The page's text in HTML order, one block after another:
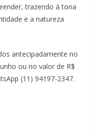
trazendo à tona
e a natureza
antecipadamente no
ou no valor de R$
(11) 94197-2347.